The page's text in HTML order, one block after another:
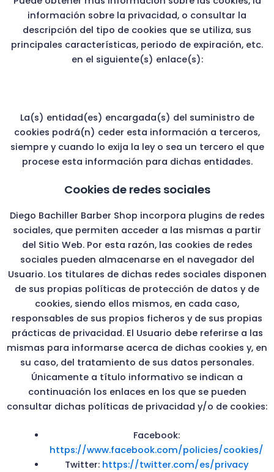
información sobre la privacidad, o consultar la
descripción del tipo de cookies que se utiliza, sus
principales características, periodo de expiración, etc.
en el siguiente(s) enlace(s):
La(s) entidad(es) encargada(s) del suministro de
cookies podrá(n) ceder esta información a terceros,
siempre y cuando lo exija la ley o sea un tercero el que
procese esta información para dichas entidades.
Cookies de redes sociales
Diego Bachiller Barber Shop incorpora plugins de redes
sociales, que permiten acceder a las mismas a partir
del Sitio Web. Por esta razón, las cookies de redes
sociales pueden almacenarse en el navegador del
Usuario. Los titulares de dichas redes sociales disponen
de sus propias políticas de protección de datos y de
cookies, siendo ellos mismos, en cada caso,
responsables de sus propios ficheros y de sus propias
prácticas de privacidad. El Usuario debe referirse a las
mismas para informarse acerca de dichas cookies y, en
su caso, del tratamiento de sus datos personales.
Únicamente a título informativo se indican a
continuación los enlaces en los que se pueden
consultar dichas políticas de privacidad y/o de cookies:
Facebook:
https://www.facebook.com/policies/cookies/
Twitter: https://twitter.com/es/privacy